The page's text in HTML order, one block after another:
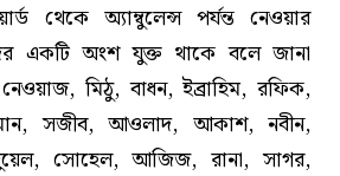
থেকে অ্যাম্বুলেন্স পর্যন্ত নেওয়ার
একটি অংশ যুক্ত থাকে বলে জানা
মিঠু, বাধন, ইব্রাহিম, রফিক,
সজীব, আওলাদ, আকাশ, নবীন,
সোহেল, আজিজ, রানা, সাগর,